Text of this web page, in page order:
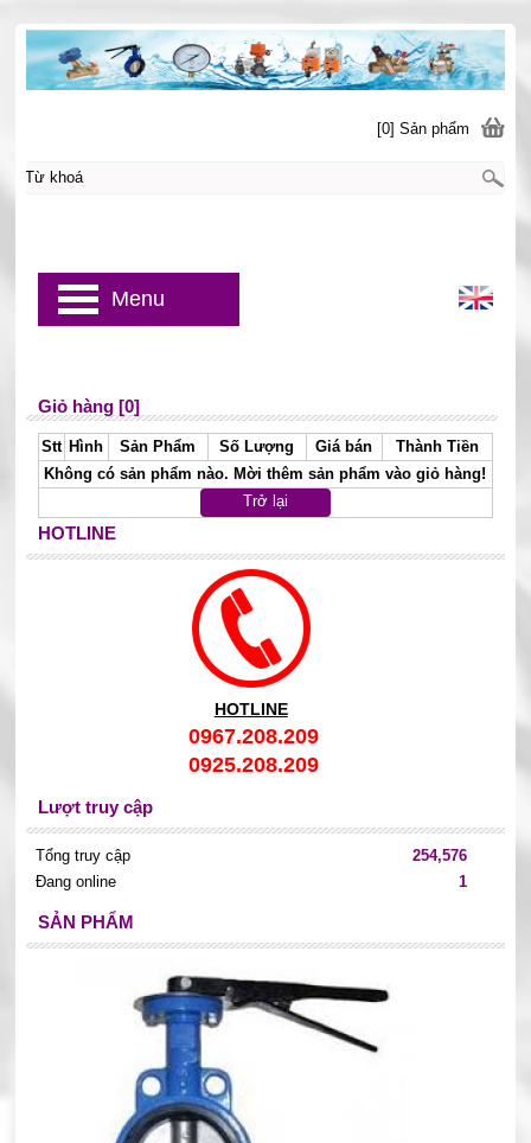
Giỏ hàng [0]
Stt Hình Sản Phẩm Số Lượng Giá bán
Thành Tiền
Không có sản phẩm nào. Mời thêm sản phẩm vào giỏ hàng!
Trở lại
HOTLINE
HOTLINE
0967.208.209
0925.208.209
Lượt truy cập
Tổng truy cập
254,576
Đang online
1
SẢN PHẨM
[0] Sản phẩm
Menu